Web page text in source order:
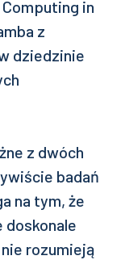
in
z
dziedzinie
z dwóch
badań
na tym, że
rozumieją